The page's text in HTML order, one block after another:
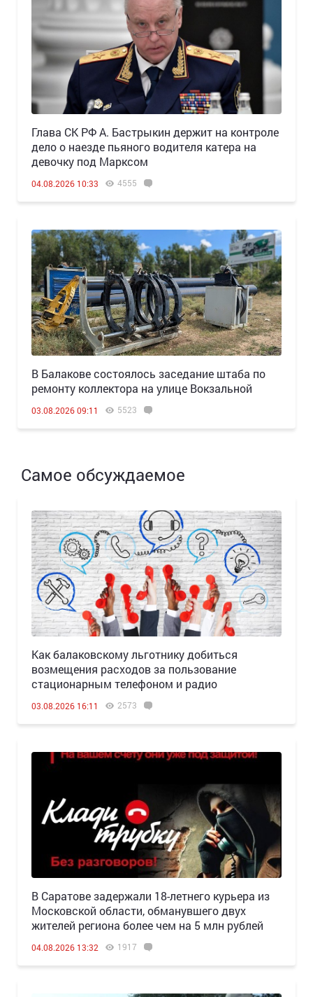
Глава СК РФ А. Бастрыкин держит на контроле
дело о наезде пьяного водителя катера на
девочку под Марксом
04.08.2026 10:33 4555
В Балакове состоялось заседание штаба по
ремонту коллектора на улице Вокзальной
03.08.2026 09:11 5523
Самое обсуждаемое
Как балаковскому льготнику добиться
возмещения расходов за пользование
стационарным телефоном и радио
03.08.2026 16:11 2573
В Саратове задержали 18-летнего курьера из
Московской области, обманувшего двух
жителей региона более чем на 5 млн рублей
04.08.2026 13:32 1917